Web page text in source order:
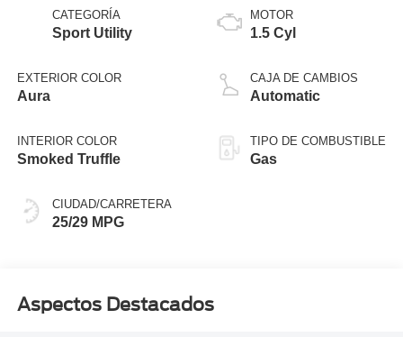
CATEGORÍA
Sport Utility
EXTERIOR COLOR
Aura
INTERIOR COLOR
Smoked Truffle
CIUDAD/CARRETERA
25/29 MPG
MOTOR
1.5 Cyl
CAJA DE CAMBIOS
Automatic
TIPO DE COMBUSTIBLE
Gas
Aspectos Destacados